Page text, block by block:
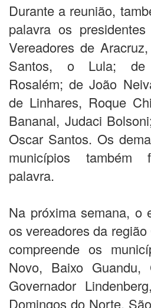
Durante a reunião,
palavra os
Vereadores de
Santos, o Lula; de
Rosalém; de João
de Linhares, Roque
Bananal, Judaci
Oscar Santos. Os
municípios
palavra.
Na próxima semana, o
os vereadores da
compreende os
Novo, Baixo Guandu,
Governador
Domingos do Norte,